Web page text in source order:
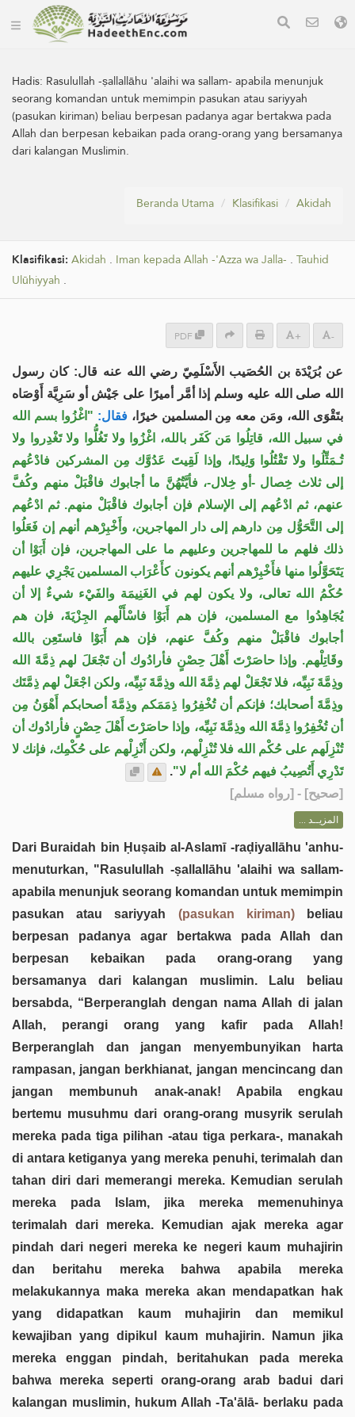
Hadis: Rasulullah -ṣallallāhu 'alaihi wa sallam- apabila menunjuk
seorang komandan untuk memimpin pasukan atau sariyyah
(pasukan kiriman) beliau berpesan padanya agar bertakwa pada
Allah dan berpesan kebaikan pada orang-orang yang bersamanya
dari kalangan Muslimin.
Beranda Utama Klasifikasi Akidah
Klasifikasi: Akidah . Iman kepada Allah -'Azza wa Jalla- . Tauhid
Ulūhiyyah .
PDF + -
عن بُرَيْدَة بن الحُصَيب الأَسْلَمِيّ رضي الله عنه قال: كان رسول
الله صلى الله عليه وسلم إذا أمَّر أميرًا على جَيْش أو سَرِيَّة أَوْصَاه
بتَقْوَى الله، ومَن معه مِن المسلمين خيرًا، فقال: "اغْزُوا بسم الله
في سبيل الله، قاتِلُوا مَن كَفَر بالله، اغْزُوا ولا تَغُلُّوا ولا تَغْدِروا ولا
تُـمَثِّلُوا ولا تَقْتُلُوا وَلِيدًا، وإذا لَقِيتَ عَدُوَّك مِن المشركين فادْعُهم
إلى ثلاث خِصال -أو خِلال-، فأيَّتُهُنَّ ما أجابوك فاقْبَلْ منهم وكُفَّ
عنهم، ثم ادْعُهم إلى الإسلام فإن أجابوك فاقْبَلْ منهم. ثم ادْعُهم
إلى التَّحَوُّل مِن دارهم إلى دار المهاجرين، وأَخْبِرْهم أنهم إن فَعَلُوا
ذلك فلهم ما للمهاجرين وعليهم ما على المهاجرين، فإن أَبَوْا أن
يَتَحَوَّلُوا منها فأَخْبِرْهم أنهم يكونون كأَعْرَاب المسلمين يَجْرِي عليهم
حُكْمُ الله تعالى، ولا يكون لهم في الغَنِيمَة والفَيْء شيءٌ إلا أن
يُجَاهِدُوا مع المسلمين، فإن هم أَبَوْا فاسْأَلْهم الجِزْيَةَ، فإن هم
أجابوك فاقْبَلْ منهم وكُفَّ عنهم، فإن هم أَبَوْا فاستَعِن بالله
وقَاتِلْهم. وإذا حاصَرْتَ أَهْلَ حِصْنٍ فأرادُوك أن تَجْعَلَ لهم ذِمَّةَ الله
وذِمَّةَ نَبِيِّه، فلا تَجْعَلْ لهم ذِمَّةَ الله وذِمَّةَ نَبِيِّه، ولكن اجْعَلْ لهم ذِمَّتَك
وذِمَّةَ أصحابك؛ فإنكم أن تُخْفِرُوا ذِمَمَكم وذِمَّةَ أصحابكم أَهْوَنُ مِن
أن تُخْفِرُوا ذِمَّةَ الله وذِمَّةَ نَبِيِّه، وإذا حاصَرْتَ أَهْلَ حِصْنٍ فأرادُوك أن
تُنْزِلَهم على حُكْم الله فلا تُنْزِلْهم، ولكن أَنْزِلْهم على حُكْمِك، فإنك لا
تَدْرِي أَتُصِيبُ فيهم حُكْمَ الله أم لا".
[صحيح] - [رواه مسلم]
المزيــد ...
Dari Buraidah bin Ḥuṣaib al-Aslamī -raḍiyallāhu 'anhu-
menuturkan, "Rasulullah -ṣallallāhu 'alaihi wa sallam-
apabila menunjuk seorang komandan untuk memimpin
pasukan atau sariyyah (pasukan kiriman)beliau
berpesan padanya agar bertakwa pada Allah dan
berpesan kebaikan pada orang-orang yang
bersamanya dari kalangan muslimin. Lalu beliau
bersabda, “Berperanglah dengan nama Allah di jalan
Allah, perangi orang yang kafir pada Allah!
Berperanglah dan jangan menyembunyikan harta
rampasan, jangan berkhianat, jangan mencincang dan
jangan membunuh anak-anak! Apabila engkau
bertemu musuhmu dari orang-orang musyrik serulah
mereka pada tiga pilihan -atau tiga perkara-, manakah
di antara ketiganya yang mereka penuhi, terimalah dan
tahan diri dari memerangi mereka. Kemudian serulah
mereka pada Islam, jika mereka memenuhinya
terimalah dari mereka. Kemudian ajak mereka agar
pindah dari negeri mereka ke negeri kaum muhajirin
dan beritahu mereka bahwa apabila mereka
melakukannya maka mereka akan mendapatkan hak
yang didapatkan kaum muhajirin dan memikul
kewajiban yang dipikul kaum muhajirin. Namun jika
mereka enggan pindah, beritahukan pada mereka
bahwa mereka seperti orang-orang arab badui dari
kalangan muslimin, hukum Allah -Ta'ālā- berlaku pada